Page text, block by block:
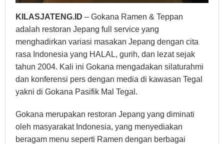
KILASJATENG.ID – Gokana Ramen & Teppan
adalah restoran Jepang full service yang
menghadirkan variasi masakan Jepang dengan cita
rasa Indonesia yang HALAL, gurih, dan lezat sejak
tahun 2004. Kali ini Gokana mengadakan silaturahmi
dan konferensi pers dengan media di kawasan Tegal
yakni di Gokana Pasifik Mal Tegal.
Gokana merupakan restoran Jepang yang diminati
oleh masyarakat Indonesia, yang menyediakan
beragam menu seperti Ramen dengan berbagai